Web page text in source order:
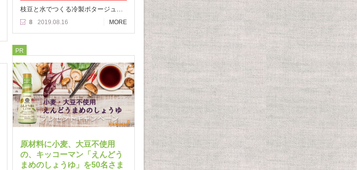
枝豆と水でつくる冷製ポタージュ…
8 2019.08.16 MORE
PR
原材料に小麦、大豆不使用
の、キッコーマン「えんどう
まめのしょうゆ」を50名さま